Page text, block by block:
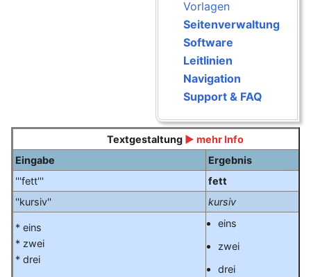
Vorlagen
Seitenverwaltung
Software
Leitlinien
Navigation
Support & FAQ
Textgestaltung ► mehr Info
Eingabe
Ergebnis
'''fett'''
fett
''kursiv''
kursiv
* eins
* zwei
* drei
eins
zwei
drei